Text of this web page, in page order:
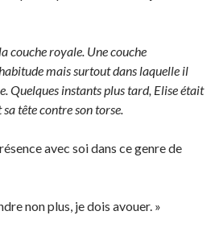
couche royale. Une couche
mais surtout dans laquelle il
Quelques instants plus tard, Elise était
tête contre son torse.
avec soi dans ce genre de
non plus, je dois avouer. »